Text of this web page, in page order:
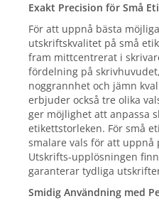
Exakt Precision för Små
För att uppnå bästa
utskriftskvalitet på små
fram mittcentrerat i
fördelning på
noggrannhet och jämn
erbjuder också tre olika
ger möjlighet att anpassa
etikettstorleken. För små
smalare vals för att uppnå
Utskrifts-upplösningen
garanterar tydliga
Smidig Användning med